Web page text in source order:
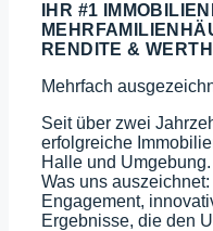
IHR #1
RENDITE &
Mehrfach
Seit über zwei
erfolgreiche
Halle und Umgebung.
Was uns
Engagement,
Ergebnisse, die den